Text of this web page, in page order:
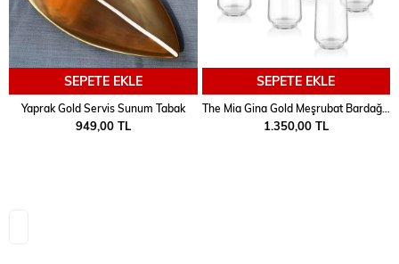
SEPETE EKLE
Yaprak Gold Servis Sunum Tabak
949,00 TL
SEPETE EKLE
The Mia Gina Gold Meşrubat Bardağı 6 lı
1.350,00 TL